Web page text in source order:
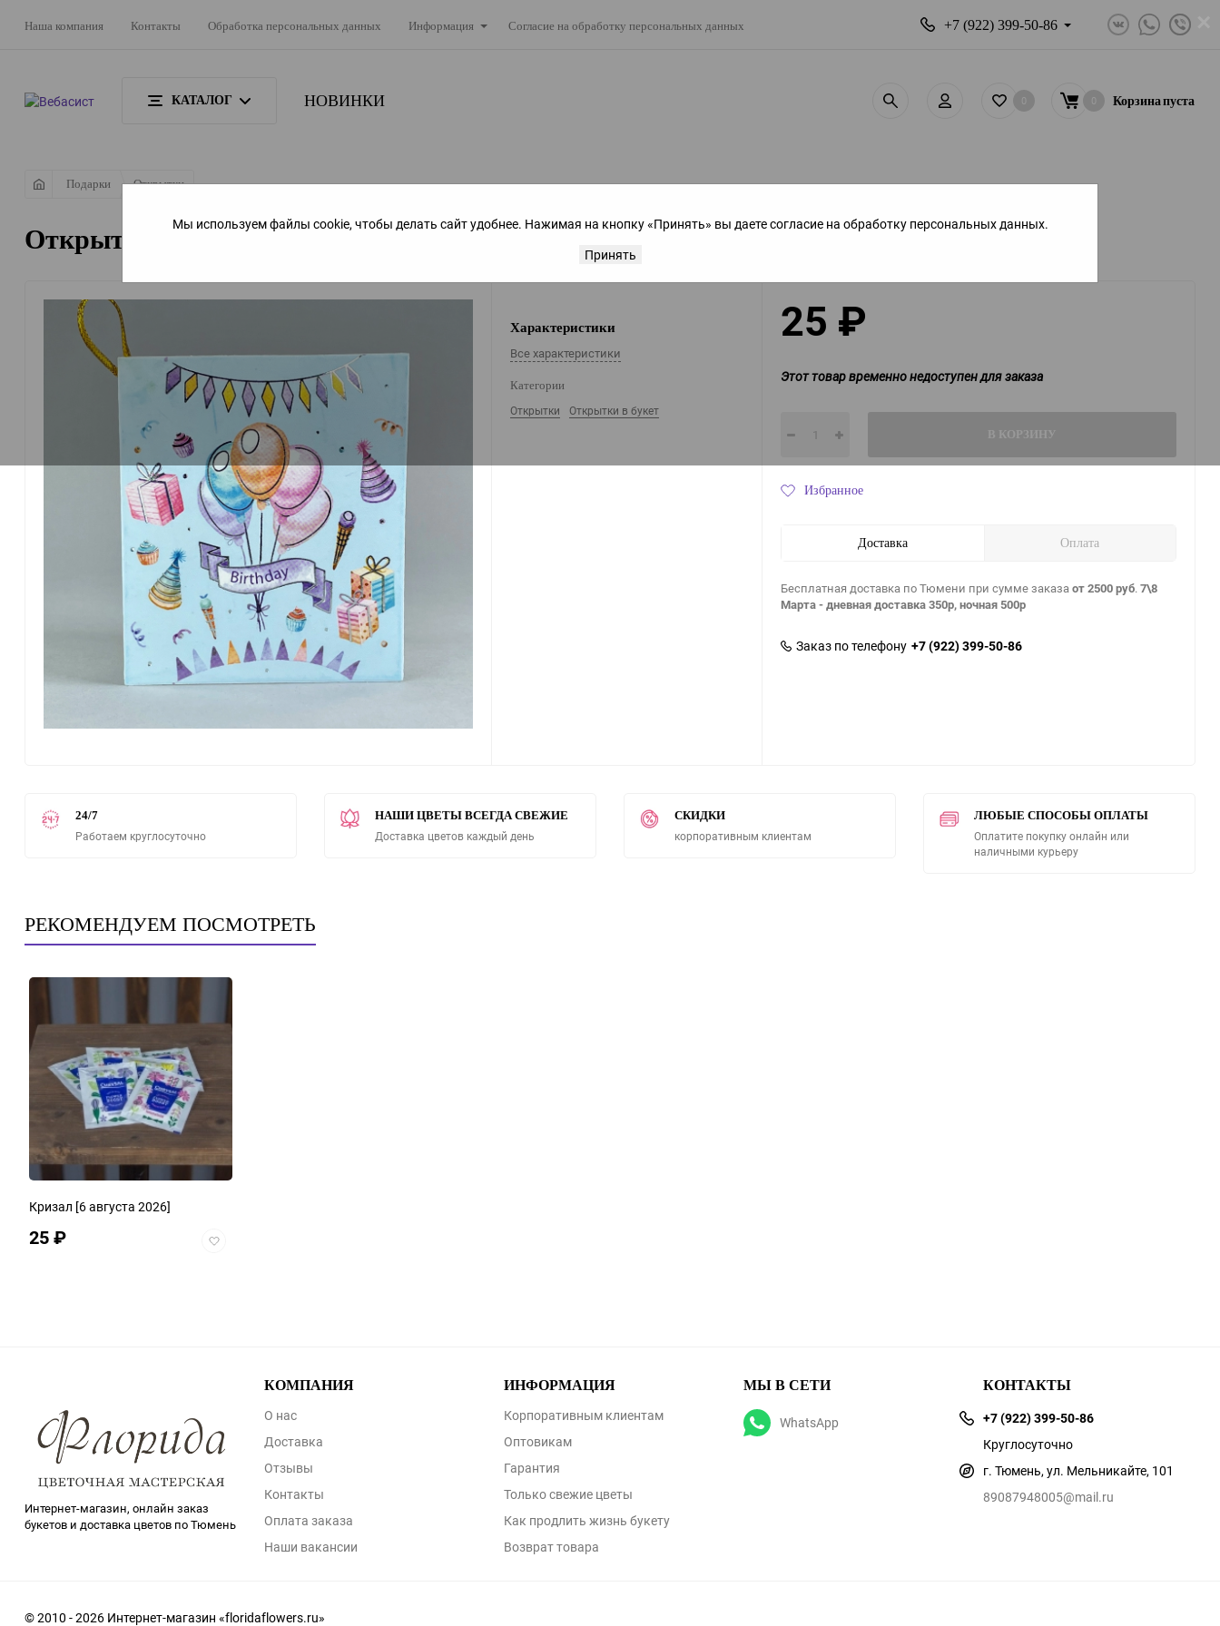
Мы используем файлы cookie, чтобы делать сайт удобнее. Нажимая на кнопку «Принять» вы даете согласие на обработку персональных данных.
Принять
Наша компания Контакты Обработка персональных данных Информация Согласие на обработку персональных данных +7 (922) 399-50-86
КАТАЛОГ НОВИНКИ 0 0 Корзинапуста
Подарки Открытки
Открытка в букет №23
Характеристики
Все характеристики
Категории
Открытки Открытки в букет
25 ₽
Этот товар временно недоступен для заказа
В КОРЗИНУ
Избранное
Доставка Оплата
Бесплатная доставка по Тюмени при сумме заказаот 2500 руб.7\8
Марта - дневная доставка 350р, ночная 500р
Заказ по телефону +7 (922) 399-50-86
24/7
Работаем круглосуточно
НАШИ ЦВЕТЫ ВСЕГДА СВЕЖИЕ
Доставка цветов каждый день
СКИДКИ
корпоративным клиентам
ЛЮБЫЕ СПОСОБЫ ОПЛАТЫ
Оплатите покупку онлайн или
наличными курьеру
РЕКОМЕНДУЕМ ПОСМОТРЕТЬ
Кризал [6 августа 2026]
25₽
Добавить
Интернет-магазин, онлайн заказ
букетов и доставка цветов по Тюмень
КОМПАНИЯ
О нас
Доставка
Отзывы
Контакты
Оплата заказа
Наши вакансии
ИНФОРМАЦИЯ
Корпоративным клиентам
Оптовикам
Гарантия
Только свежие цветы
Как продлить жизнь букету
Возврат товара
МЫ В СЕТИ
WhatsApp
КОНТАКТЫ
+7 (922) 399-50-86
Круглосуточно
г. Тюмень, ул. Мельникайте, 101
89087948005@mail.ru
© 2010 - 2026 Интернет-магазин «floridaflowers.ru»